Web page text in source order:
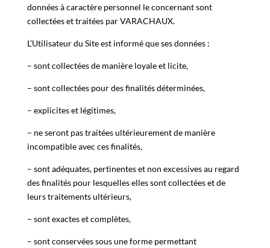
données à caractère personnel le concernant sont
collectées et traitées par VARACHAUX.
L’Utilisateur du Site est informé que ses données :
– sont collectées de manière loyale et licite,
– sont collectées pour des finalités déterminées,
– explicites et légitimes,
– ne seront pas traitées ultérieurement de manière
incompatible avec ces finalités,
– sont adéquates, pertinentes et non excessives au regard
des finalités pour lesquelles elles sont collectées et de
leurs traitements ultérieurs,
– sont exactes et complètes,
– sont conservées sous une forme permettant